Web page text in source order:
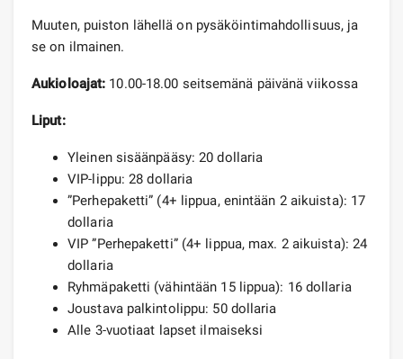
Muuten, puiston lähellä on pysäköintimahdollisuus, ja
se on ilmainen.
Aukioloajat: 10.00-18.00 seitsemänä päivänä viikossa
Liput:
Yleinen sisäänpääsy: 20 dollaria
VIP-lippu: 28 dollaria
”Perhepaketti” (4+ lippua, enintään 2 aikuista): 17
dollaria
VIP ”Perhepaketti” (4+ lippua, max. 2 aikuista): 24
dollaria
Ryhmäpaketti (vähintään 15 lippua): 16 dollaria
Joustava palkintolippu: 50 dollaria
Alle 3-vuotiaat lapset ilmaiseksi